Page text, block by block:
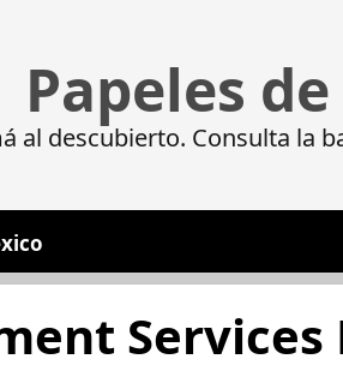
Papeles
al descubierto. Consulta la
Services